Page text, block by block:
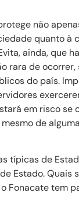
não
quanto
ainda, que
rara de
do país.
em risco se
de
típicas de
Estado. Quais
Fonacate tem